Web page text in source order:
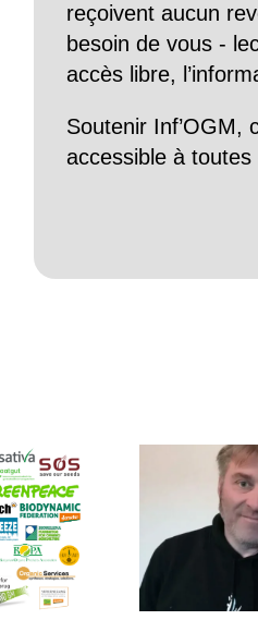
reçoivent aucun
besoin de vous -
accès libre,
Soutenir Inf’OGM,
accessible à